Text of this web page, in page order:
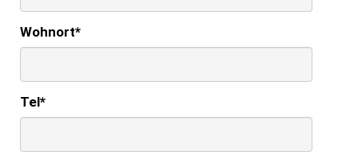
Wohnort*
Tel*